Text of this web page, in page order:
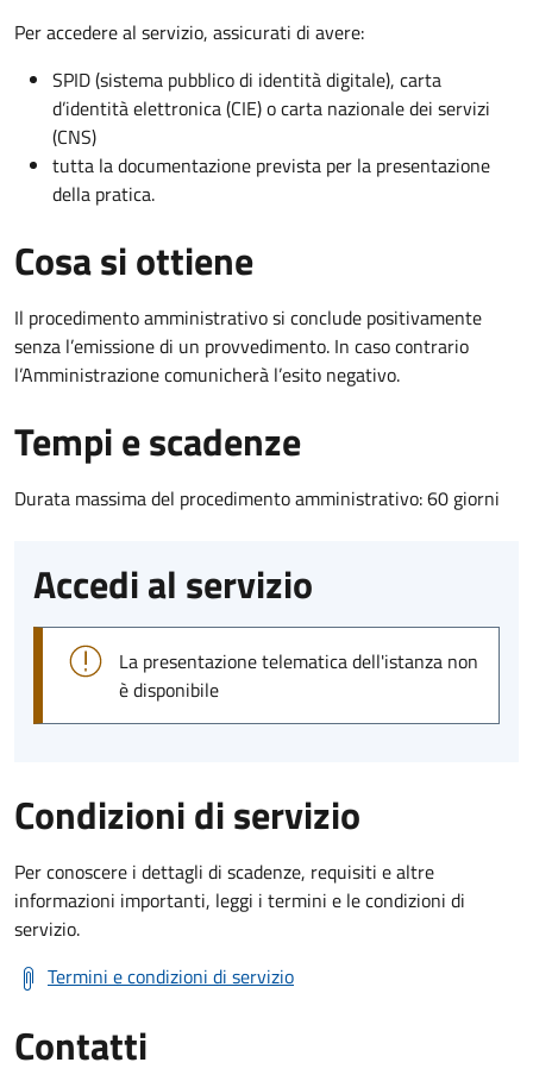
Per accedere al servizio, assicurati di avere:
SPID (sistema pubblico di identità digitale), carta
d’identità elettronica (CIE) o carta nazionale dei servizi
(CNS)
tutta la documentazione prevista per la presentazione
della pratica.
Cosa si ottiene
Il procedimento amministrativo si conclude positivamente
senza l’emissione di un provvedimento. In caso contrario
l’Amministrazione comunicherà l’esito negativo.
Tempi e scadenze
Durata massima del procedimento amministrativo: 60 giorni
Accedi al servizio
La presentazione telematica dell'istanza non
è disponibile
Condizioni di servizio
Per conoscere i dettagli di scadenze, requisiti e altre
informazioni importanti, leggi i termini e le condizioni di
servizio.
Termini e condizioni di servizio
Contatti